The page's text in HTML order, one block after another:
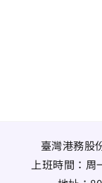
臺灣港務股
上班時間：